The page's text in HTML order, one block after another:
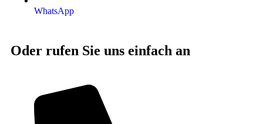
WhatsApp
Oder rufen Sie uns einfach an